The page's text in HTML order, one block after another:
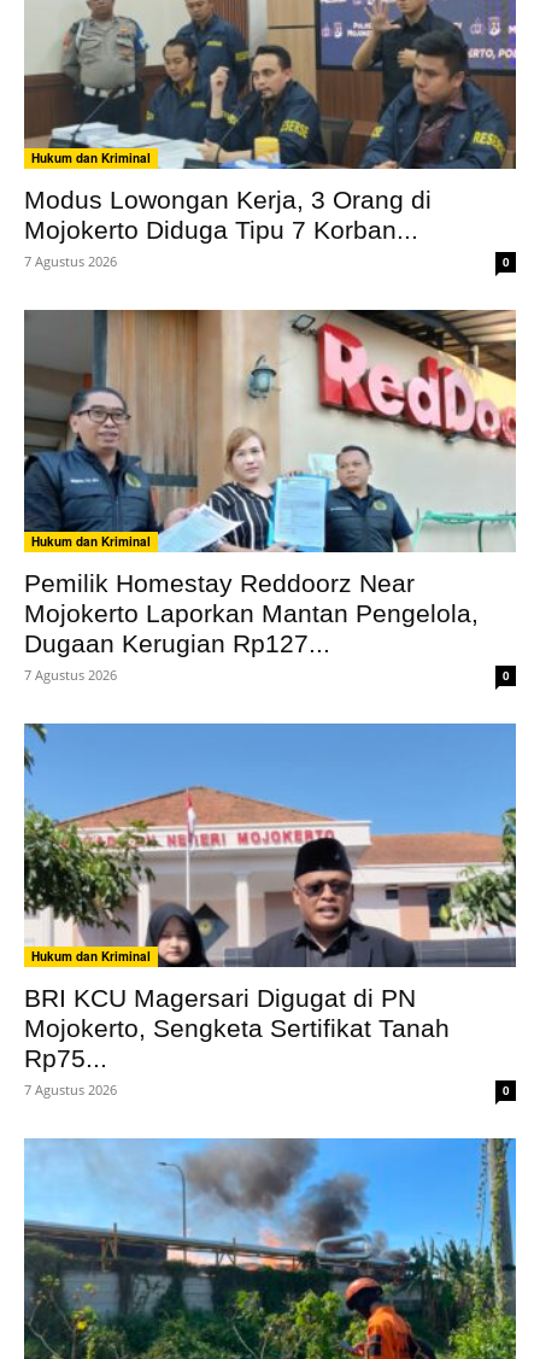
Hukum dan Kriminal
Modus Lowongan Kerja, 3 Orang di
Mojokerto Diduga Tipu 7 Korban...
7 Agustus 2026 0
Hukum dan Kriminal
Pemilik Homestay Reddoorz Near
Mojokerto Laporkan Mantan Pengelola,
Dugaan Kerugian Rp127...
7 Agustus 2026 0
Hukum dan Kriminal
BRI KCU Magersari Digugat di PN
Mojokerto, Sengketa Sertifikat Tanah
Rp75...
7 Agustus 2026 0